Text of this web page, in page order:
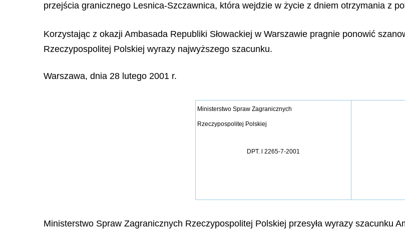
przejścia granicznego Lesnica-Szczawnica, która wejdzie w życie z dniem otrzymania z
Korzystając z okazji Ambasada Republiki Słowackiej w Warszawie pragnie ponowić
Rzeczypospolitej Polskiej wyrazy najwyższego szacunku.
Warszawa, dnia 28 lutego 2001 r.
Ministerstwo Spraw Zagranicznych
Rzeczypospolitej Polskiej
DPT. l 2265-7-2001
Ministerstwo Spraw Zagranicznych Rzeczypospolitej Polskiej przesyła wyrazy szacunku